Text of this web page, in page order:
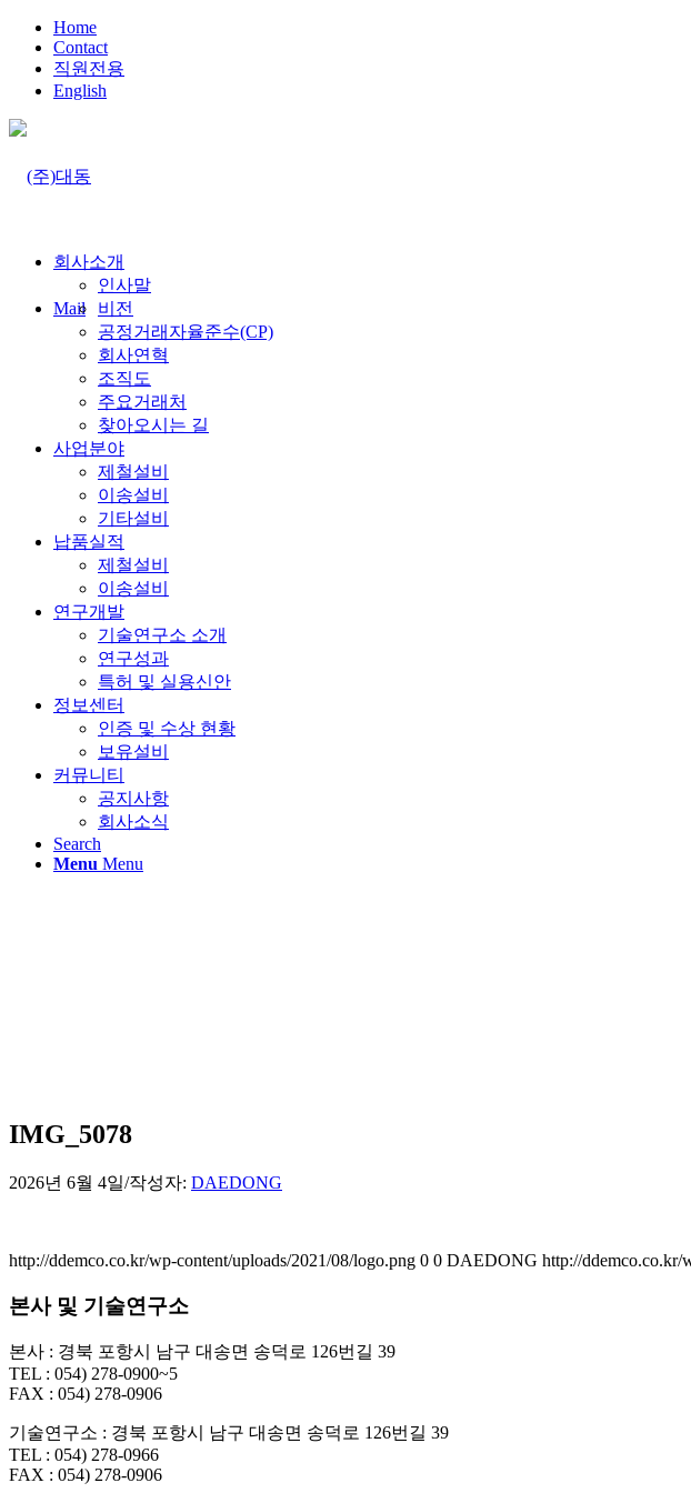
Home
Contact
직원전용
English
Mail
회사소개
인사말
비전
공정거래자율준수(CP)
회사연혁
조직도
주요거래처
찾아오시는 길
사업분야
제철설비
이송설비
기타설비
납품실적
제철설비
이송설비
연구개발
기술연구소 소개
연구성과
특허 및 실용신안
정보센터
인증 및 수상 현황
보유설비
커뮤니티
공지사항
회사소식
Search
Menu Menu
IMG_5078
2026년 6월 4일/작성자: DAEDONG
http://ddemco.co.kr/wp-content/uploads/2021/08/logo.png 0 0 DAEDONG http://ddemco.co.kr/
본사 및 기술연구소
본사 : 경북 포항시 남구 대송면 송덕로 126번길 39
TEL : 054) 278-0900~5
FAX : 054) 278-0906
기술연구소 : 경북 포항시 남구 대송면 송덕로 126번길 39
TEL : 054) 278-0966
FAX : 054) 278-0906